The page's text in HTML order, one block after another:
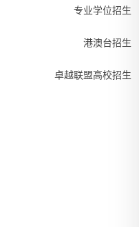
专业学位招生
港澳台招生
卓越联盟高校招生